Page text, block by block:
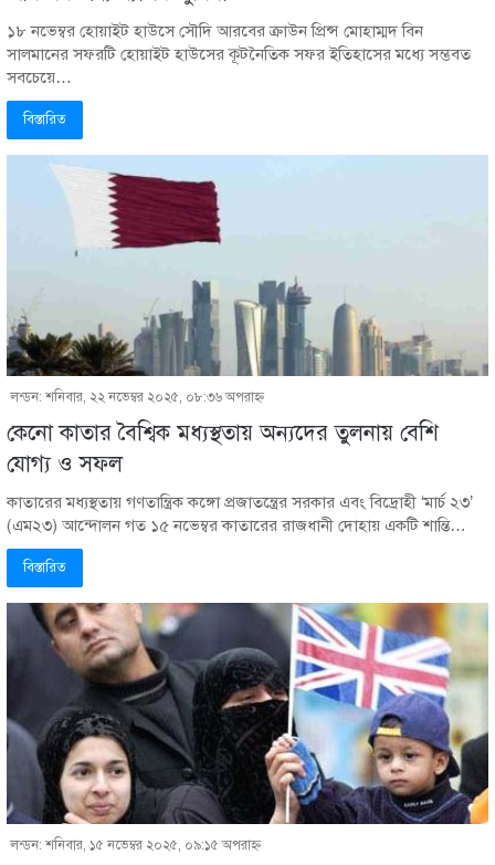
১৮ নভেম্বর হোয়াইট হাউসে সৌদি আরবের ক্রাউন প্রিন্স মোহাম্মদ বিন
সালমানের সফরটি হোয়াইট হাউসের কূটনৈতিক সফর ইতিহাসের মধ্যে সম্ভবত
সবচেয়ে…
বিস্তারিত
লন্ডন: শনিবার, ২২ নভেম্বর ২০২৫, ০৮:৩৬ অপরাহ্ণ
কেনো কাতার বৈশ্বিক মধ্যস্থতায় অন্যদের তুলনায় বেশি
যোগ্য ও সফল
কাতারের মধ্যস্থতায় গণতান্ত্রিক কঙ্গো প্রজাতন্ত্রের সরকার এবং বিদ্রোহী ‘মার্চ ২৩’
(এম২৩) আন্দোলন গত ১৫ নভেম্বর কাতারের রাজধানী দোহায় একটি শান্তি…
বিস্তারিত
লন্ডন: শনিবার, ১৫ নভেম্বর ২০২৫, ০৯:১৫ অপরাহ্ণ